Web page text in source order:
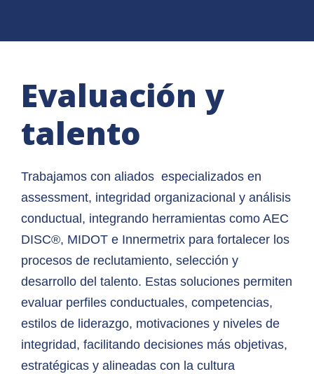
Evaluación y
talento
Trabajamos con aliados especializados en
assessment, integridad organizacional y análisis
conductual, integrando herramientas como AEC
DISC®, MIDOT e Innermetrix para fortalecer los
procesos de reclutamiento, selección y
desarrollo del talento. Estas soluciones permiten
evaluar perfiles conductuales, competencias,
estilos de liderazgo, motivaciones y niveles de
integridad, facilitando decisiones más objetivas,
estratégicas y alineadas con la cultura